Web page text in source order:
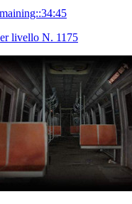
livello N. 1175